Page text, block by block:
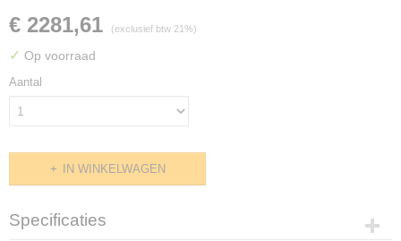
€ 2281,61 (exclusief btw 21%)
✓ Op voorraad
Aantal
IN WINKELWAGEN
Specificaties